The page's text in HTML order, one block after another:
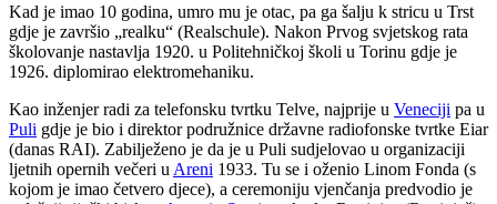
Kad je imao 10 godina, umro mu je otac, pa ga šalju k stricu u Trst
gdje je završio „realku“ (Realschule). Nakon Prvog svjetskog rata
školovanje nastavlja 1920. u Politehničkoj školi u Torinu gdje je
1926. diplomirao elektromehaniku.
Kao inženjer radi za telefonsku tvrtku Telve, najprije u Veneciji pa u
Puli gdje je bio i direktor podružnice državne radiofonske tvrtke Eiar
(danas RAI). Zabilježeno je da je u Puli sudjelovao u organizaciji
ljetnih opernih večeri u Areni 1933. Tu se i oženio Linom Fonda (s
kojom je imao četvero djece), a ceremoniju vjenčanja predvodio je